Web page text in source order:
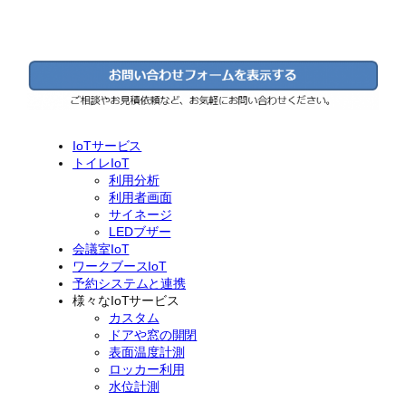
IoTサービス
トイレIoT
利用分析
利用者画面
サイネージ
LEDブザー
会議室IoT
ワークブースIoT
予約システムと連携
様々なIoTサービス
カスタム
ドアや窓の開閉
表面温度計測
ロッカー利用
水位計測